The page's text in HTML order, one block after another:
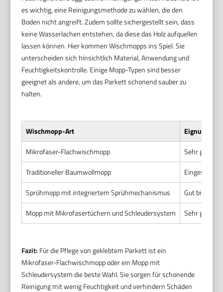
es wichtig, eine Reinigungsmethode zu wählen, die den
Boden nicht angreift. Zudem sollte sichergestellt sein, dass
keine Wasserlachen entstehen, da diese das Holz aufquellen
lassen können. Hier kommen Wischmopps ins Spiel. Sie
unterscheiden sich hinsichtlich Material, Anwendung und
Feuchtigkeitskontrolle. Einige Mopp-Typen sind besser
geeignet als andere, um das Parkett schonend sauber zu
halten.
Wischmopp-Art
Eignung für
Mikrofaser-Flachwischmopp
Sehr gut
Traditioneller Baumwollmopp
Sprühmopp mit integriertem Sprühmechanismus
Gut bis sehr
Mopp mit Mikrofasertüchern und Schleudersystem
Sehr gut
Fazit: Für die Pflege von geklebtem Parkett ist ein
Mikrofaser-Flachwischmopp oder ein Mopp mit
Schleudersystem die beste Wahl. Sie sorgen für schonende
Reinigung mit wenig Feuchtigkeit und verhindern Schäden